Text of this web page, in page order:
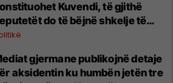
Kuvendi, të gjithë
do të bëjnë shkelje të
kushtetuese
gjermane publikojnë detaje
aksidentin ku humbën jetën tre